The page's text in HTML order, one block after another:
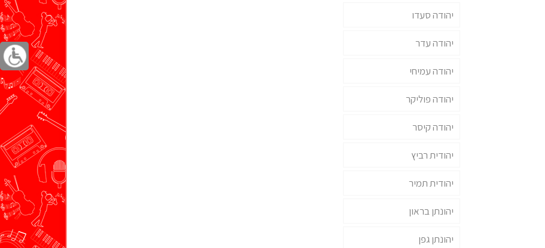
יהודה סעדו
יהודה עדר
יהודה עמיחי
יהודה פוליקר
יהודה קיסר
יהודית רביץ
יהודית תמיר
יהונתן בראון
יהונתן גפן